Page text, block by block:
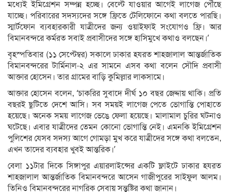
মধ্যেই ইমিগ্রেশন সম্পন্ন হচ্ছে। বেল্টে যাওয়ার আগেই লাগেজ পৌঁছে
যাচ্ছে। পরিবারের সদস্যদের সঙ্গে ফ্রিতে টেলিফোনে কথা বলতে পারছি।
স্মার্টফোন ব্যবহারকারী যাত্রীদের জন্য ওয়াইফাই সংযোগও ফ্রি। আর
বিমানবন্দরে কর্মরত সবাই প্রবাসীদের সঙ্গে হাসিমুখে কথাও বলছেন।’
বৃহস্পতিবার (১১ সেপ্টেম্বর) সকালে ঢাকার হযরত শাহজালাল আন্তর্জাতিক
বিমানবন্দরের টার্মিনাল-২ এর সামনে এসব কথা বলেন সৌদি প্রবাসী
আক্তার হোসেন। তার গ্রামের বাড়ি কুমিল্লার লাকসামে।
আক্তার হোসেন বলেন, ‘চাকরির সুবাদে দীর্ঘ ১০ বছর জেদ্দায় থাকি। প্রতি
বছরই ছুটিতে দেশে আসি। সব সময়ই লাগেজ পেতে ভোগান্তি পোহাতে
হয়েছে। অনেক সময় লাগেজ ভেঙে ফেলা হয়েছে। মালামাল চুরির ঘটনাও
ঘটেছে। এবার যাত্রীদের তেমন কোনো ভোগান্তি নেই। এমনকি ইমিগ্রেশন
পুলিশের যেসব সদস্য আগে গোমড়া মুখ করে যাত্রীদের সঙ্গে কথা বলতেন,
এখন তাদের ব্যবহার খুবই আন্তরিক।’
বেলা ১১টার দিকে সিঙ্গাপুর এয়ারলাইন্সের একটি ফ্লাইটে ঢাকার হযরত
শাহজালাল আন্তর্জাতিক বিমানবন্দরে আসেন গাজীপুরের সাইফুল আলম।
তিনিও বিমানবন্দরের নাগরিক সেবায় সন্তুষ্টির কথা জানান।